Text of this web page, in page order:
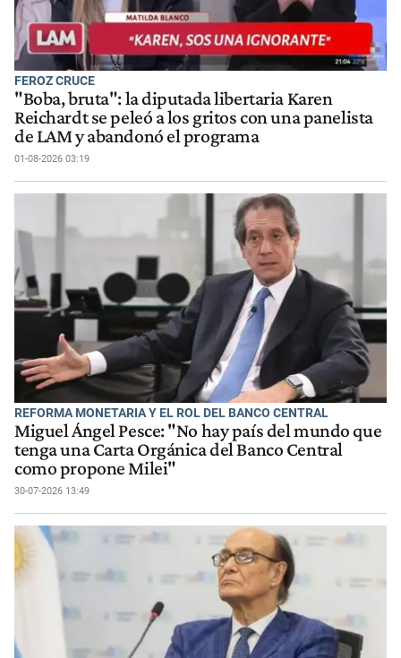
FEROZ CRUCE
"Boba, bruta": la diputada libertaria Karen
Reichardt se peleó a los gritos con una panelista
de LAM y abandonó el programa
01-08-2026 03:19
REFORMA MONETARIA Y EL ROL DEL BANCO CENTRAL
Miguel Ángel Pesce: "No hay país del mundo que
tenga una Carta Orgánica del Banco Central
como propone Milei"
30-07-2026 13:49